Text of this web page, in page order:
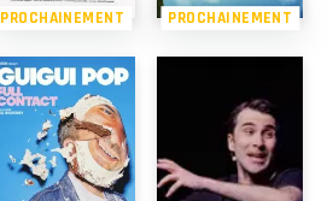
PROCHAINEMENT PROCHAINEMENT